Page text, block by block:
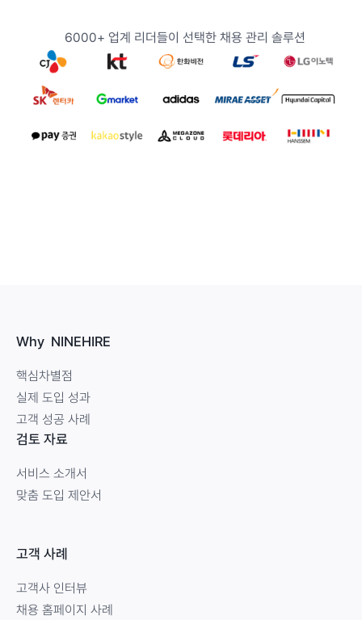
6000+ 업계 리더들이 선택한 채용 관리 솔루션
Why NINEHIRE
핵심차별점
실제 도입 성과
고객 성공 사례
검토 자료
서비스 소개서
맞춤 도입 제안서
고객 사례
고객사 인터뷰
채용 홈페이지 사례